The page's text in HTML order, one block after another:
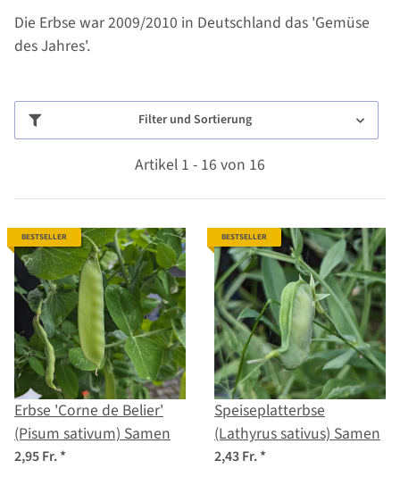
Die Erbse war 2009/2010 in Deutschland das 'Gemüse
des Jahres'.
Filter und Sortierung
Artikel 1 - 16 von 16
BESTSELLER
Erbse 'Corne de Belier'
(Pisum sativum) Samen
2,95 Fr.*
BESTSELLER
Speiseplatterbse
(Lathyrus sativus) Samen
2,43 Fr.*